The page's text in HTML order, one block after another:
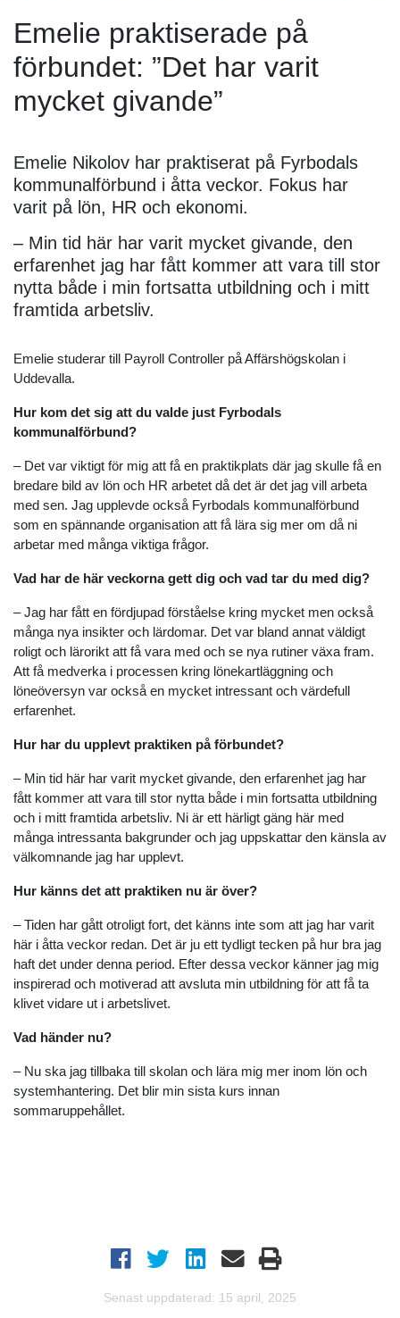
Emelie praktiserade på
förbundet: ”Det har varit
mycket givande”
Emelie Nikolov har praktiserat på Fyrbodals
kommunalförbund i åtta veckor. Fokus har
varit på lön, HR och ekonomi.
– Min tid här har varit mycket givande, den
erfarenhet jag har fått kommer att vara till stor
nytta både i min fortsatta utbildning och i mitt
framtida arbetsliv.
Emelie studerar till Payroll Controller på Affärshögskolan i
Uddevalla.
Hur kom det sig att du valde just Fyrbodals
kommunalförbund?
– Det var viktigt för mig att få en praktikplats där jag skulle få en
bredare bild av lön och HR arbetet då det är det jag vill arbeta
med sen. Jag upplevde också Fyrbodals kommunalförbund
som en spännande organisation att få lära sig mer om då ni
arbetar med många viktiga frågor.
Vad har de här veckorna gett dig och vad tar du med dig?
– Jag har fått en fördjupad förståelse kring mycket men också
många nya insikter och lärdomar. Det var bland annat väldigt
roligt och lärorikt att få vara med och se nya rutiner växa fram.
Att få medverka i processen kring lönekartläggning och
löneöversyn var också en mycket intressant och värdefull
erfarenhet.
Hur har du upplevt praktiken på förbundet?
– Min tid här har varit mycket givande, den erfarenhet jag har
fått kommer att vara till stor nytta både i min fortsatta utbildning
och i mitt framtida arbetsliv. Ni är ett härligt gäng här med
många intressanta bakgrunder och jag uppskattar den känsla av
välkomnande jag har upplevt.
Hur känns det att praktiken nu är över?
– Tiden har gått otroligt fort, det känns inte som att jag har varit
här i åtta veckor redan. Det är ju ett tydligt tecken på hur bra jag
haft det under denna period. Efter dessa veckor känner jag mig
inspirerad och motiverad att avsluta min utbildning för att få ta
klivet vidare ut i arbetslivet.
Vad händer nu?
– Nu ska jag tillbaka till skolan och lära mig mer inom lön och
systemhantering. Det blir min sista kurs innan
sommaruppehållet.
Senast uppdaterad: 15 april, 2025